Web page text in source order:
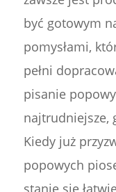
być gotowym
pomysłami,
pełni
pisanie
najtrudniejsze,
Kiedy już
popowych
stanie się